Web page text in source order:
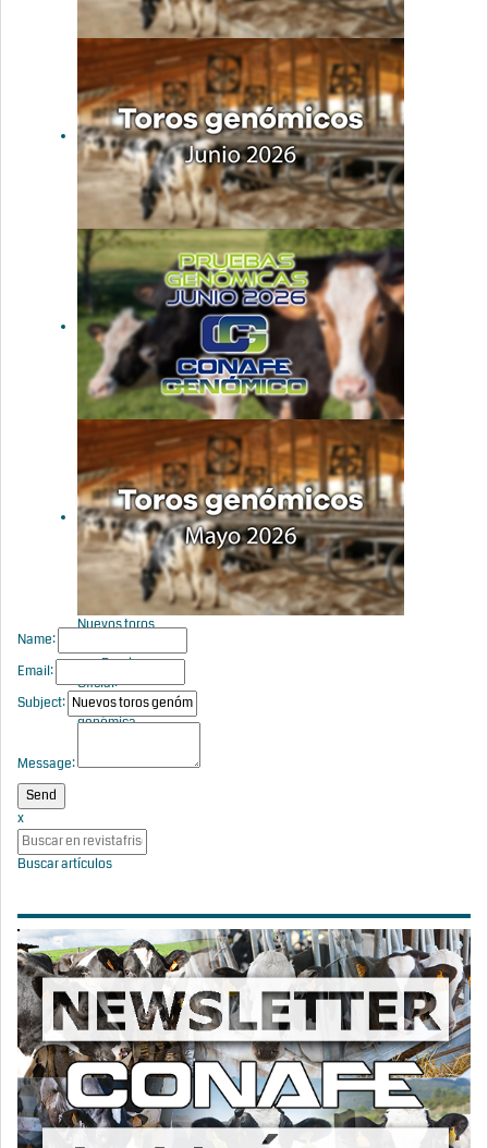
con Prueba
Oficial:
Evaluación
genómica
julio 2026
Nuevos toros
genómicos
con Prueba
Oficial:
Evaluación
genómica
junio 2026
Actualización
pruebas
genómicas
de Hembras
CONAFE
junio 2026
Nuevos toros
con Prueba
Oficial:
Evaluación
genómica
Name:
Email:
Subject:
Message:
x
Buscar artículos